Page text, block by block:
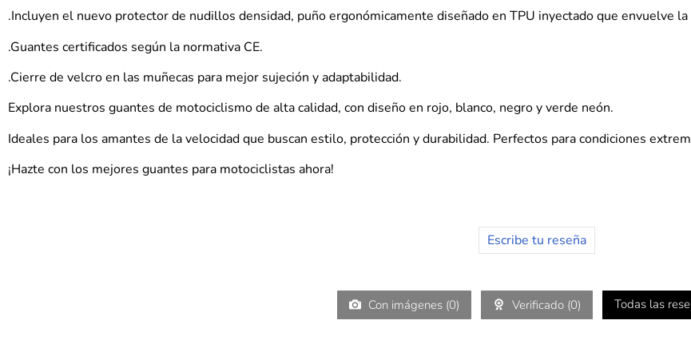
.Incluyen el nuevo protector de nudillos densidad, puño ergonómicamente diseñado en TPU inyectado que envuelve la
.Guantes certificados según la normativa CE.
.Cierre de velcro en las muñecas para mejor sujeción y adaptabilidad.
Explora nuestros guantes de motociclismo de alta calidad, con diseño en rojo, blanco, negro y verde neón.
Ideales para los amantes de la velocidad que buscan estilo, protección y durabilidad. Perfectos para condiciones
¡Hazte con los mejores guantes para motociclistas ahora!
Escribe tu reseña
Con imágenes (0) Verificado (0) Todas las